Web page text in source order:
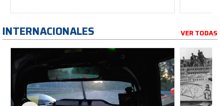
INTERNACIONALES VER TODAS